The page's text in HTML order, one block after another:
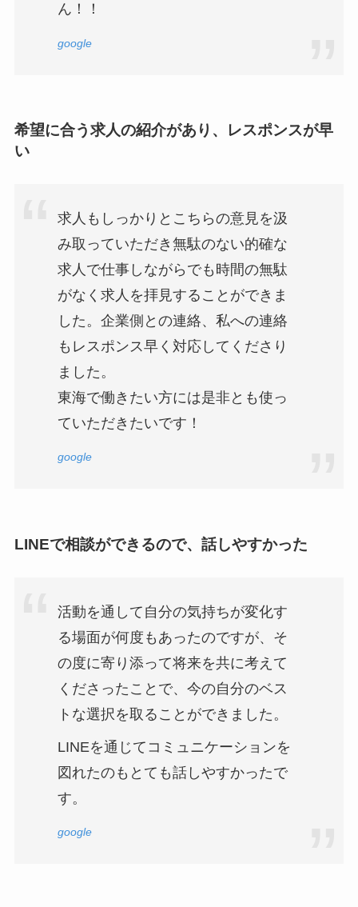
ん！！
google
希望に合う求人の紹介があり、レスポンスが早
い
求人もしっかりとこちらの意見を汲
み取っていただき無駄のない的確な
求人で仕事しながらでも時間の無駄
がなく求人を拝見することができま
した。企業側との連絡、私への連絡
もレスポンス早く対応してくださり
ました。
東海で働きたい方には是非とも使っ
ていただきたいです！
google
LINEで相談ができるので、話しやすかった
活動を通して自分の気持ちが変化す
る場面が何度もあったのですが、そ
の度に寄り添って将来を共に考えて
くださったことで、今の自分のベス
トな選択を取ることができました。
LINEを通じてコミュニケーションを
図れたのもとても話しやすかったで
す。
google